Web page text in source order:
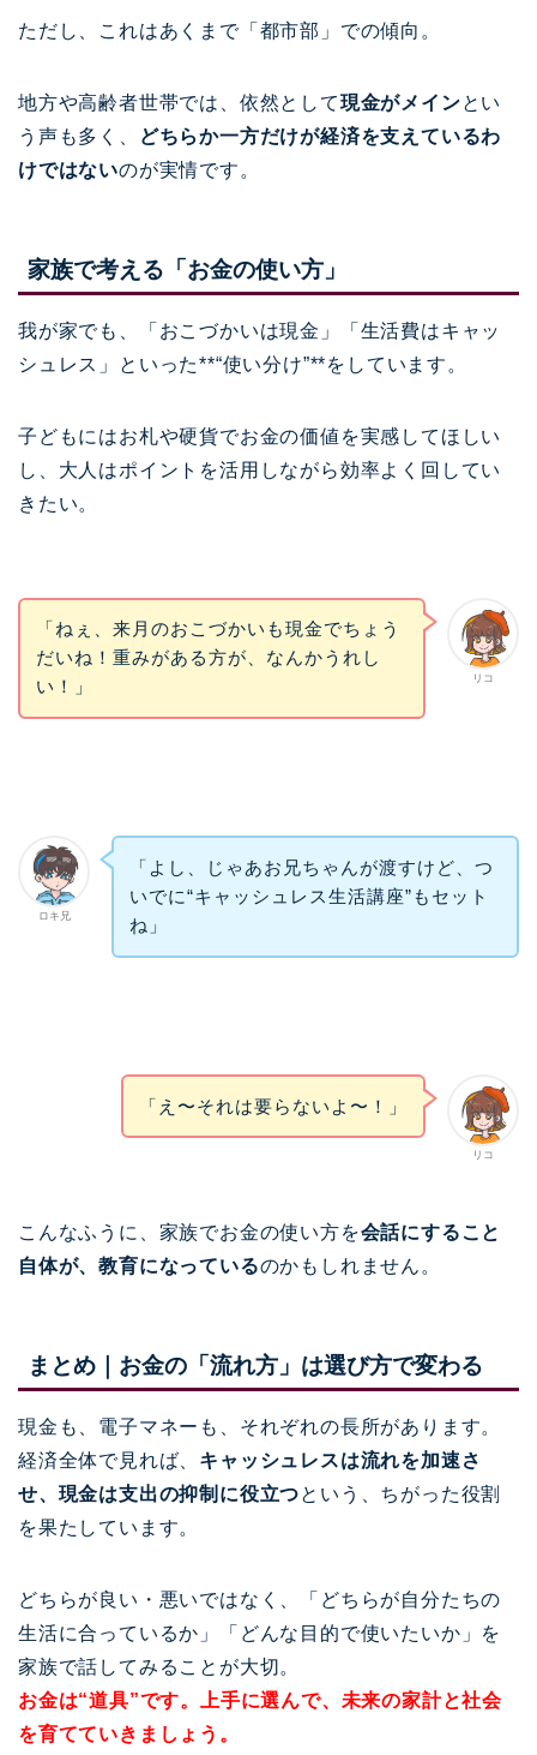
ただし、これはあくまで「都市部」での傾向。
地方や高齢者世帯では、依然として現金がメインとい
う声も多く、
どちらか一方だけが経済を支えているわ
けではないのが実情です。
家族で考える「お金の使い方」
我が家でも、「おこづかいは現金」「生活費はキャッ
シュレス」といった**“使い分け”**をしています。
子どもにはお札や硬貨でお金の価値を実感してほしい
し、大人はポイントを活用しながら効率よく回してい
きたい。
リコ
「ねぇ、来月のおこづかいも現金でちょう
だいね！重みがある方が、なんかうれし
い！」
ロキ兄
「よし、じゃあお兄ちゃんが渡すけど、つ
いでに“キャッシュレス生活講座”もセット
ね」
リコ
「え〜それは要らないよ〜！」
こんなふうに、家族でお金の使い方を会話にすること
自体が、教育になっているのかもしれません。
まとめ｜お金の「流れ方」は選び方で変わる
現金も、電子マネーも、それぞれの長所があります。
経済全体で見れば、 キャッシュレスは流れを加速さ
せ、現金は支出の抑制に役立つという、ちがった役割
を果たしています。
どちらが良い・悪いではなく、「どちらが自分たちの
生活に合っているか」「どんな目的で使いたいか」を
家族で話してみることが大切。
お金は“道具”です。上手に選んで、未来の家計と社会
を育てていきましょう。